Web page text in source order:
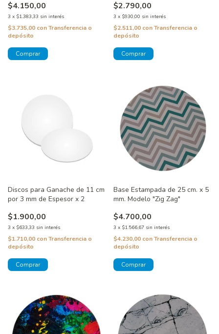
$4.150,00
3 x $1.383,33 sin interés
$3.735,00 conTransferencia o
depósito
$2.790,00
3 x $930,00 sin interés
$2.511,00 conTransferencia o
depósito
Discos para Ganache de 11 cm
por 3 mm de Espesor x 2
$1.900,00
3 x $633,33 sin interés
$1.710,00 conTransferencia o
depósito
Base Estampada de 25 cm. x 5
mm. Modelo "Zig Zag"
$4.700,00
3 x $1.566,67 sin interés
$4.230,00 conTransferencia o
depósito